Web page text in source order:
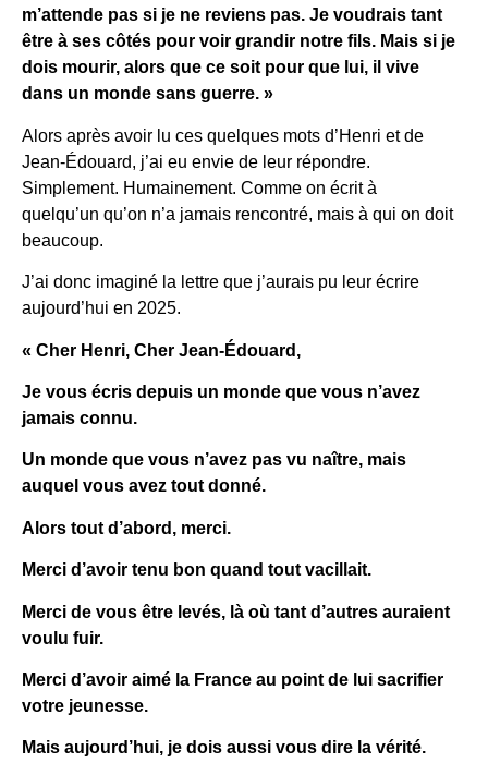
m’attende pas si je ne reviens pas. Je voudrais tant
être à ses côtés pour voir grandir notre fils. Mais si je
dois mourir, alors que ce soit pour que lui, il vive
dans un monde sans guerre. »
Alors après avoir lu ces quelques mots d’Henri et de
Jean-Édouard, j’ai eu envie de leur répondre.
Simplement. Humainement. Comme on écrit à
quelqu’un qu’on n’a jamais rencontré, mais à qui on doit
beaucoup.
J’ai donc imaginé la lettre que j’aurais pu leur écrire
aujourd’hui en 2025.
« Cher Henri, Cher Jean-Édouard,
Je vous écris depuis un monde que vous n’avez
jamais connu.
Un monde que vous n’avez pas vu naître, mais
auquel vous avez tout donné.
Alors tout d’abord, merci.
Merci d’avoir tenu bon quand tout vacillait.
Merci de vous être levés, là où tant d’autres auraient
voulu fuir.
Merci d’avoir aimé la France au point de lui sacrifier
votre jeunesse.
Mais aujourd’hui, je dois aussi vous dire la vérité.